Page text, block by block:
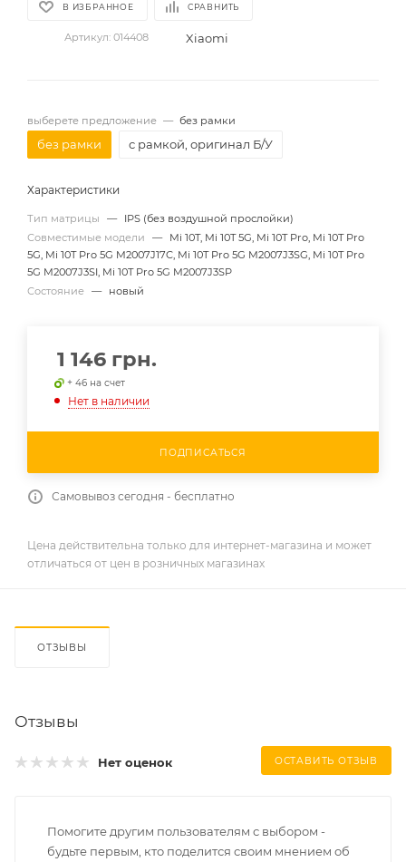
В ИЗБРАННОЕ СРАВНИТЬ
Артикул: 014408 Xiaomi
выберете предложение — без рамки
без рамки с рамкой, оригинал Б/У
Характеристики
Тип матрицы —
IPS (без воздушной прослойки)
Совместимые модели
—
Mi 10T, Mi 10T 5G, Mi 10T Pro, Mi 10T Pro
5G, Mi 10T Pro 5G M2007J17C, Mi 10T Pro 5G M2007J3SG, Mi 10T Pro
5G M2007J3SI, Mi 10T Pro 5G M2007J3SP
Состояние — новый
1 146 грн.
+ 46 на счет
Нет в наличии
ПОДПИСАТЬСЯ
Самовывоз сегодня - бесплатно
Цена действительна только для интернет-магазина и может
отличаться от цен в розничных магазинах
ОТЗЫВЫ
Отзывы
Нет оценок ОСТАВИТЬ ОТЗЫВ
Помогите другим пользователям с выбором -
будьте первым, кто поделится своим мнением об